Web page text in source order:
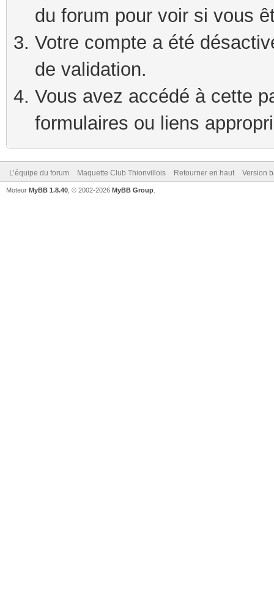
du forum pour voir si vous
Votre compte a été
de validation.
Vous avez accédé à cette
formulaires ou liens
L’équipe du forum Maquette Club Thionvillois Retourner en haut Version
Moteur MyBB 1.8.40 , © 2002-2026 MyBB Group